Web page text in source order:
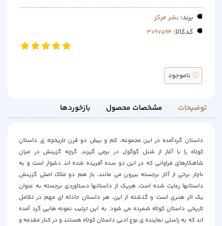
برند: نشر مرکز
کدکالا:
ناموجود
توضیحات مشخصات محصول بازخوردها
داستان گردآمده در این مجموعه، کم و بیش دو قرن تاریخچه ی داستان
کوتاه را با آغاز از شنل گوگول در برمی گیرند. گرچه گزینش در میان
شاهکارهای فراوانی که در این دو سده آفریده شده اند دشوار است و به
ناچار برخی از آثار برجسته بیرون می مانند، باز هم دو ملاک اصلی گزینش
داستانها رعایت شده است: هریک از داستانها دستاوردی برجسته به عنوان
یک اثر هنری است؛ و گذشته از این، هر داستان حادثه ای مهم در تکامل
تاریخی داستان کوتاه شمرده می شود. به این ترتیب نمونه هایی گرد آمده
اند که به راستی نماینده ی نوع ادبی داستان کوتاه هستند و در کنار مقدمه و